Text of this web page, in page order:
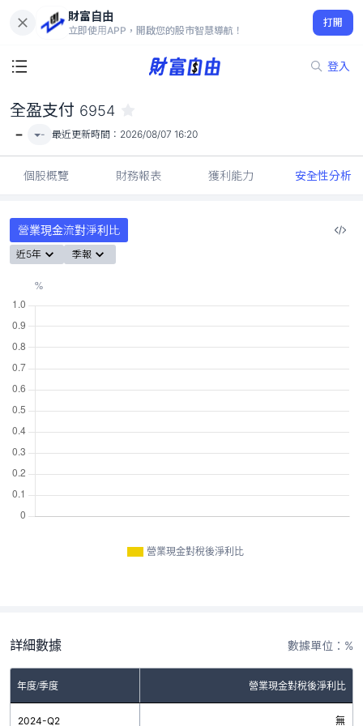
財富自由
立即使用APP，開啟您的股市智慧導航！
打開
登入
-
全盈支付 6954
- - 最近更新時間： 2026/08/07 16:20
個股概覽 財務報表 獲利能力 安全性分析
營業現金流對淨利比
近5年 季報
營業現金對稅後淨利比
詳細數據 數據單位：%
年度/季度 營業現金對稅後淨利比
2024-Q2 無